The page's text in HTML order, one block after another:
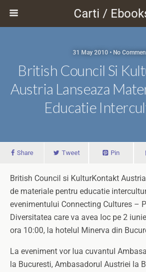
Carti /
31 May 2010 • No
British Council Si
Austria Lanseaza
Educatie
Share Tweet Pin
British Council si KulturKontakt
de materiale pentru educatie
evenimentului Connecting Cultures –
Diversitatea care va avea loc pe 2
ora 10:00, la hotelul Minerva din
La eveniment vor lua cuvantul
la Bucuresti, Ambasadorul Austriei la